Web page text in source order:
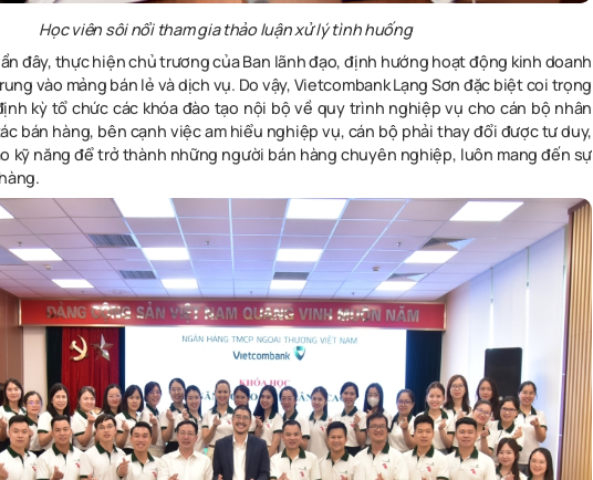
Học viên sôi nổi tham gia thảo luận xử lý tình huống
đây, thực hiện chủ trương của Ban lãnh đạo, định hướng hoạt động kinh doanh
vào mảng bán lẻ và dịch vụ. Do vậy, Vietcombank Lạng Sơn đặc biệt coi trọng
kỳ tổ chức các khóa đào tạo nội bộ về quy trình nghiệp vụ cho cán bộ nhân
bán hàng, bên cạnh việc am hiểu nghiệp vụ, cán bộ phải thay đổi được tư duy,
kỹ năng để trở thành những người bán hàng chuyên nghiệp, luôn mang đến sự